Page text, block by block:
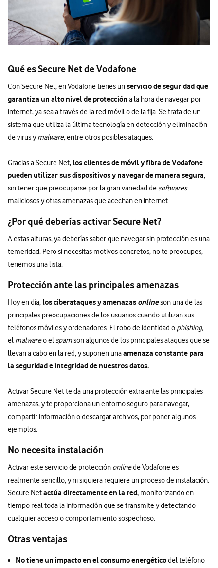
Qué es Secure Net de Vodafone
Con Secure Net, en Vodafone tienes unservicio de seguridad que
garantiza un alto nivel de protección a la hora de navegar por
internet, ya sea a través de la red móvil o de la fija. Se trata de un
sistema que utiliza la última tecnología en detección y eliminación
de virus y malware,entre otros posibles ataques.
Gracias a Secure Net, los clientes de móvil y fibra de Vodafone
pueden utilizar sus dispositivos y navegar de manera segura,
sin tener que preocuparse por la gran variedad de softwares
maliciosos y otras amenazas que acechan en internet.
¿Por qué deberías activar Secure Net?
A estas alturas, ya deberías saber que navegar sin protección es una
temeridad. Pero si necesitas motivos concretos, no te preocupes,
tenemos una lista:
Protección ante las principales amenazas
Hoy en día, los ciberataques y amenazas onlineson una de las
principales preocupaciones de los usuarios cuando utilizan sus
teléfonos móviles y ordenadores. El robo de identidad o phishing,
el malwareo el spamson algunos de los principales ataques que se
llevan a cabo en la red, y suponen unaamenaza constante para
la seguridad e integridad de nuestros datos.
Activar Secure Net te da una protección extra ante las principales
amenazas, y te proporciona un entorno seguro para navegar,
compartir información o descargar archivos, por poner algunos
ejemplos.
No necesita instalación
Activar este servicio de protección onlinede Vodafone es
realmente sencillo, y ni siquiera requiere un proceso de instalación.
Secure Netactúa directamente en la red, monitorizando en
tiempo real toda la información que se transmite y detectando
cualquier acceso o comportamiento sospechoso.
Otras ventajas
No tiene un impacto en el consumo energéticodel teléfono